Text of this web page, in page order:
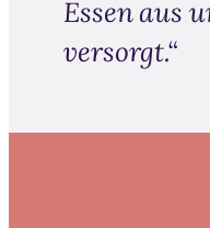
Essen aus
versorgt.“